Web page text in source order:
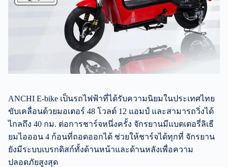
ANCHI E-bike เป็นรถไฟฟ้าที่ได้รับความนิยมในประเทศไทย
ขับเคลื่อนด้วยมอเตอร์ 48 โวลต์ 12 แอมป์ และสามารถวิ่งได้
ไกลถึง 40 กม. ต่อการชาร์จหนึ่งครั้ง จักรยานมีแบตเตอรี่ลิเธี
ยมไอออน 4 ก้อนที่ถอดออกได้ ช่วยให้ชาร์จได้ทุกที่ จักรยาน
ยังมีระบบเบรกดิสก์ทั้งด้านหน้าและด้านหลังเพื่อความ
ปลอดภัยสูงสุด